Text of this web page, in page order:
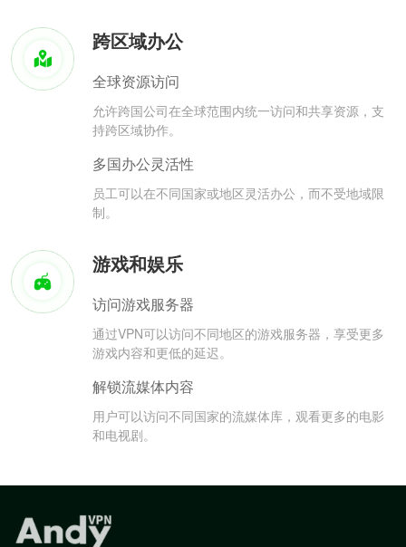
跨区域办公
全球资源访问
允许跨国公司在全球范围内统一访问和共享资源，支
持跨区域协作。
多国办公灵活性
员工可以在不同国家或地区灵活办公，而不受地域限
制。
游戏和娱乐
访问游戏服务器
通过VPN可以访问不同地区的游戏服务器，享受更多
游戏内容和更低的延迟。
解锁流媒体内容
用户可以访问不同国家的流媒体库，观看更多的电影
和电视剧。